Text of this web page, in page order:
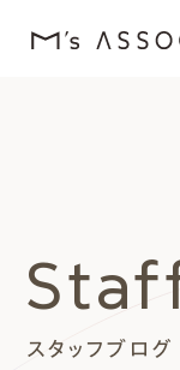
エムズを愛する
施工事例
スタッフブログ